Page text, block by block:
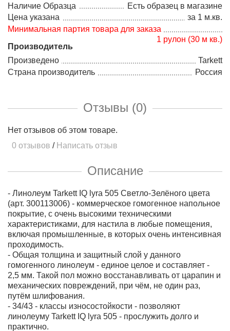
Наличие Образца
Есть образец в магазине
Цена указана
за 1 м.кв.
Минимальная партия товара для заказа
1 рулон (30 м кв.)
Производитель
Произведено
Tarkett
Страна производитель
Россия
Отзывы (0)
Нет отзывов об этом товаре.
0 отзывов / Написать отзыв
Описание
- Линолеум Tarkett IQ lyra 505 Светло-Зелёного цвета
(арт. 300113006) - коммерческое гомогенное напольное
покрытие, с очень высокими техническими
характеристиками, для настила в любые помещения,
включая промышленные, в которых очень интенсивная
проходимость.
- Общая толщина и защитный слой у данного
гомогенного линолеум - единое целое и составляет -
2,5 мм. Такой пол можно восстанавливать от царапин и
механических повреждений, при чём, не один раз,
путём шлифования.
- 34/43 - классы износостойкости - позволяют
линолеуму Tarkett IQ lyra 505 - прослужить долго и
практично.